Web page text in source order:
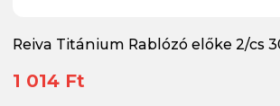
Reiva Titánium Rablózó előke 2/cs
1 014 Ft